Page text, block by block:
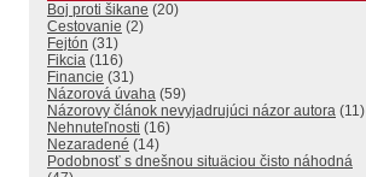
Boj proti šikane (20)
Cestovanie (2)
Fejtón (31)
Fikcia (116)
Financie (31)
Názorová úvaha (59)
Názorovy článok nevyjadrujúci názor autora (11)
Nehnuteľnosti (16)
Nezaradené (14)
Podobnosť s dnešnou situäciou čisto náhodná